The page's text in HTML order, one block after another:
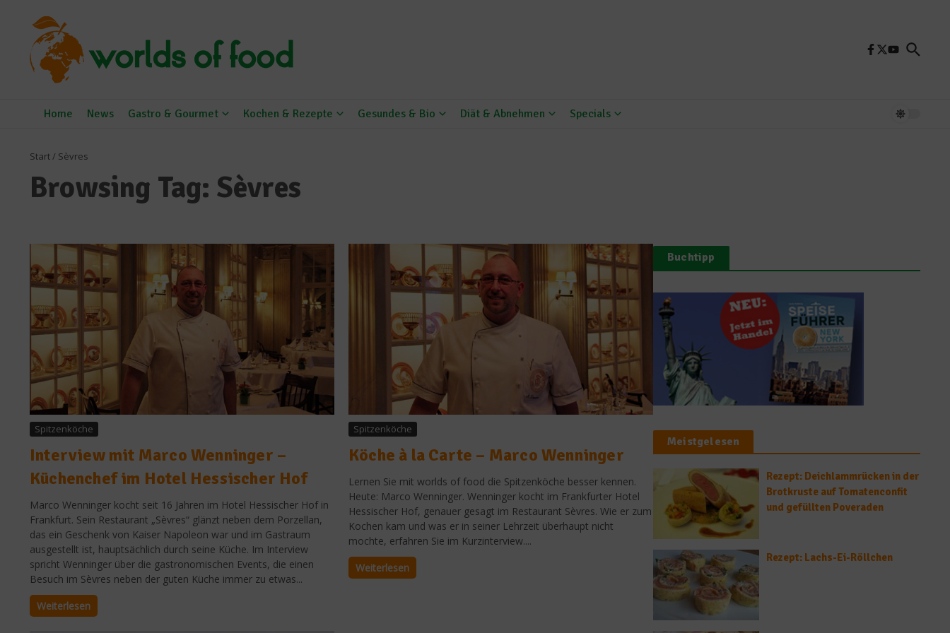
Home News Gastro & Gourmet Kochen & Rezepte Gesundes & Bio Diät & Abnehmen Specials
Start/ Sèvres
Browsing Tag: Sèvres
Spitzenköche
Interview mit Marco Wenninger –
Küchenchef im Hotel Hessischer Hof
Marco Wenninger kocht seit 16 Jahren im Hotel Hessischer Hof in
Frankfurt. Sein Restaurant „Sèvres“ glänzt neben dem Porzellan,
das ein Geschenk von Kaiser Napoleon war und im Gastraum
ausgestellt ist, hauptsächlich durch seine Küche. Im Interview
spricht Wenninger über die gastronomischen Events, die einen
Besuch im Sèvres neben der guten Küche immer zu etwas...
Weiterlesen
Spitzenköche
Köche à la Carte – Marco Wenninger
Lernen Sie mit worlds of food die Spitzenköche besser kennen.
Heute: Marco Wenninger. Wenninger kocht im Frankfurter Hotel
Hessischer Hof, genauer gesagt im Restaurant Sèvres. Wie er zum
Kochen kam und was er in seiner Lehrzeit überhaupt nicht
mochte, erfahren Sie im Kurzinterview....
Weiterlesen
Buchtipp
Meistgelesen
Rezept: Deichlammrücken in der
Brotkruste auf Tomatenconfit
und gefüllten Poveraden
Rezept: Lachs-Ei-Röllchen